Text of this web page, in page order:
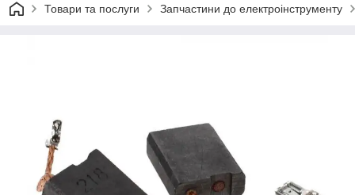
Товари та послуги Запчастини до електроінструменту